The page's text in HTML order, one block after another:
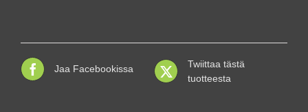
Jaa Facebookissa
Twiittaa tästä
tuotteesta